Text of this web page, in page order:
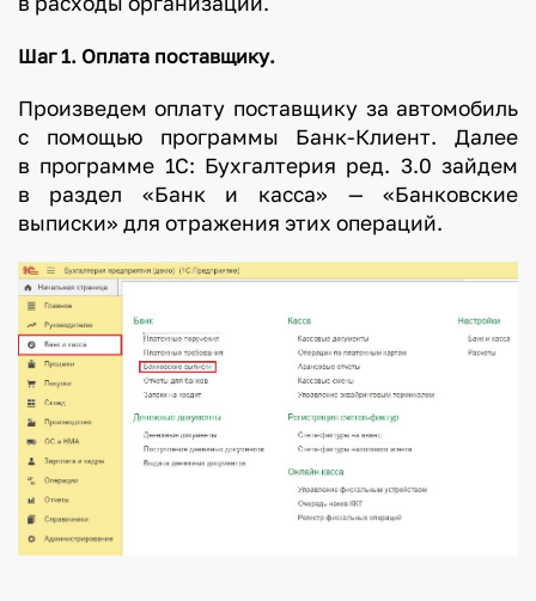
Шаг 1. Оплата поставщику.
Произведем оплату поставщику за автомобиль
с помощью программы Банк-Клиент. Далее
в программе 1С: Бухгалтерия ред. 3.0 зайдем
в раздел «Банк и касса» — «Банковские
выписки» для отражения этих операций.